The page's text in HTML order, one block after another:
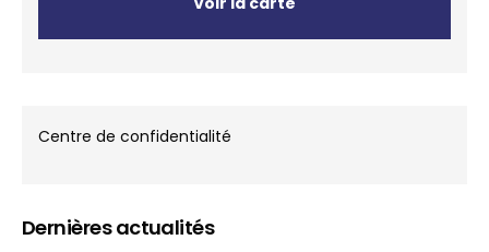
Centre de confidentialité
Dernières actualités